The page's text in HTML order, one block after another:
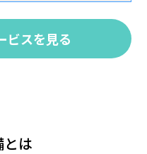
ビスを見る
は